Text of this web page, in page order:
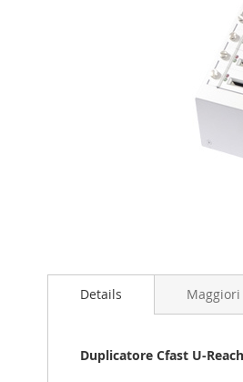
della
galleriaDetails
Duplicatore Cfast U-